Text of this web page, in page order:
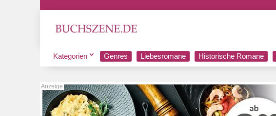
Kategorien Genres Liebesromane Historische Romane